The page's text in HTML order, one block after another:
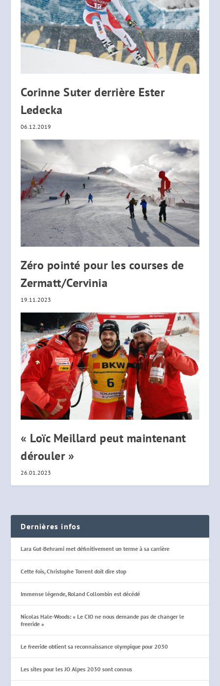
Corinne Suter derrière Ester
Ledecka
06.12.2019
Zéro pointé pour les courses de
Zermatt/Cervinia
19.11.2023
« Loïc Meillard peut maintenant
dérouler »
26.01.2023
Dernières infos
Lara Gut-Behrami met définitivement un terme à sa carrière
Cette fois, Christophe Torrent doit dire stop
Immense légende, Roland Collombin est décédé
Nicolas Hale-Woods: « Le CIO ne nous demande pas de changer le
freeride »
Le freeride obtient sa reconnaissance olympique pour 2030
Les sites pour les JO Alpes 2030 sont connus